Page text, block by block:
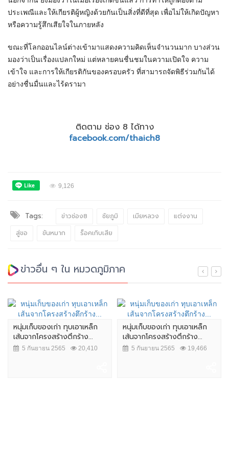
ประเพณีและให้เกียรติผู้หญิงด้วยกันเป็นสิ่งที่ดีที่สุด เพื่อไม่ให้เกิดปัญหา
หรือความรู้สึกเสียใจในภายหลัง
ขณะที่โลกออนไลน์ต่างเข้ามาแสดงความคิดเห็นจำนวนมาก บางส่วน
มองว่าเป็นเรื่องแปลกใหม่ แต่หลายคนชื่นชมในความเปิดใจ ความ
เข้าใจ และการให้เกียรติกันของครอบครัว ที่สามารถจัดพิธีร่วมกันได้
อย่างชื่นมื่นและไร้ดรามา
ติดตาม ช่อง 8 ได้ทาง
facebook.com/thaich8
9,126
Tags: ข่าวช่อง8 ชัยภูมิ เมียหลวง
แต่งงาน
สู่ขอ
ขันหมาก ร็อคเกิบเสีย
ข่าวอื่น ๆ ใน หมวดภูมิภาค
หนุ่มเก็บของเก่า ทุบเอาเหล็ก
เส้นจากโครงสร้างตึกร้าง...
5 กันยายน 2565 20,410
หนุ่มเก็บของเก่า ทุบเอาเหล็ก
เส้นจากโครงสร้างตึกร้าง...
5 กันยายน 2565 19,466